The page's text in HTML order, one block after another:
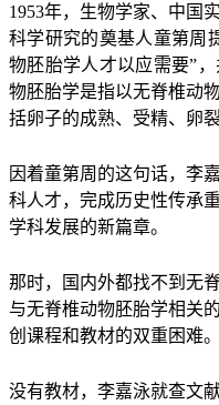
1953年，生物学家、中国
科学研究的奠基人童第周
物胚胎学人才以应需要”
物胚胎学是指以无脊椎动
括卵子的成熟、受精、卵
因着童第周的这句话，李
科人才，完成历史性传承
学科发展的新篇章。
那时，国内外都找不到无
与无脊椎动物胚胎学相关
创课程和教材的双重困难。
没有教材，李嘉泳就查文